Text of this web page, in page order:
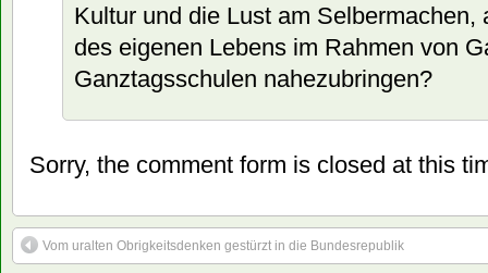
Kultur und die Lust am
des eigenen Lebens im Rahmen von
Ganztagsschulen nahezubringen?
Sorry, the comment form is closed at this
Vom uralten Obrigkeitsdenken gestürzt in die Bundesrepublik